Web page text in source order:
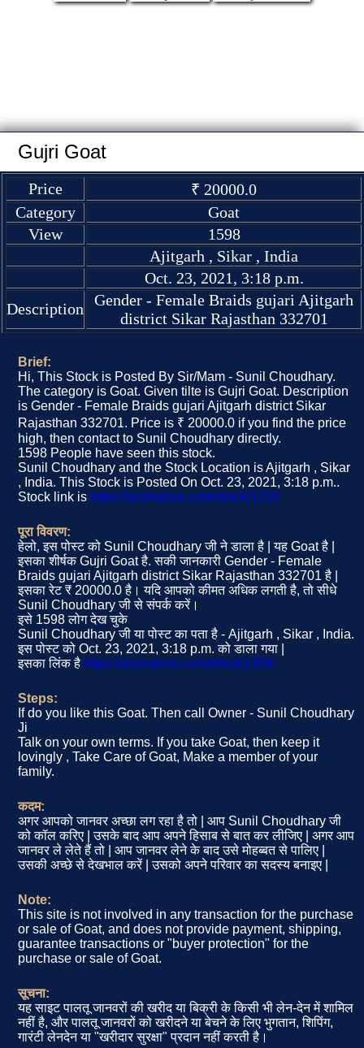
Gujri Goat
Price
₹ 20000.0
Category
Goat
View
1598
Ajitgarh , Sikar , India
Oct. 23, 2021, 3:18 p.m.
Description
Gender - Female Braids gujari Ajitgarh
district Sikar Rajasthan 332701
Brief:
Hi, This Stock is Posted By Sir/Mam - Sunil Choudhary.
The category is Goat. Given tilte is Gujri Goat. Description
is Gender - Female Braids gujari Ajitgarh district Sikar
Rajasthan 332701. Price is ₹ 20000.0 if you find the price
high, then contact to Sunil Choudhary directly.
1598 People have seen this stock.
Sunil Choudhary and the Stock Location is Ajitgarh , Sikar
, India. This Stock is Posted On Oct. 23, 2021, 3:18 p.m..
Stock link is https://animalsss.com/stock/1259
पूरा विवरण:
हेलो, इस पोस्ट को Sunil Choudhary जी ने डाला है | यह Goat है |
इसका शीर्षक Gujri Goat है. सकी जानकारी Gender - Female
Braids gujari Ajitgarh district Sikar Rajasthan 332701 है |
इसका रेट ₹ 20000.0 है। यदि आपको कीमत अधिक लगती है, तो सीधे
Sunil Choudhary जी से संपर्क करें।
इसे 1598 लोग देख चुके
Sunil Choudhary जी या पोस्ट का पता है - Ajitgarh , Sikar , India.
इस पोस्ट को Oct. 23, 2021, 3:18 p.m. को डाला गया |
इसका लिंक है https://animalsss.com/stock/1259
Steps:
If do you like this Goat. Then call Owner - Sunil Choudhary
Ji
Talk on your own terms. If you take Goat, then keep it
lovingly , Take Care of Goat, Make a member of your
family.
कदम:
अगर आपको जानवर अच्छा लग रहा है तो | आप Sunil Choudhary जी
को कॉल करिए | उसके बाद आप अपने हिसाब से बात कर लीजिए | अगर आप
जानवर ले लेते हैं तो | आप जानवर लेने के बाद उसे मोहब्बत से पालिए |
उसकी अच्छे से देखभाल करें | उसको अपने परिवार का सदस्य बनाइए |
Note:
This site is not involved in any transaction for the purchase
or sale of Goat, and does not provide payment, shipping,
guarantee transactions or "buyer protection" for the
purchase or sale of Goat.
सूचना:
यह साइट पालतू जानवरों की खरीद या बिक्री के किसी भी लेन-देन में शामिल
नहीं है, और पालतू जानवरों को खरीदने या बेचने के लिए भुगतान, शिपिंग,
गारंटी लेनदेन या "खरीदार सुरक्षा" प्रदान नहीं करती है।